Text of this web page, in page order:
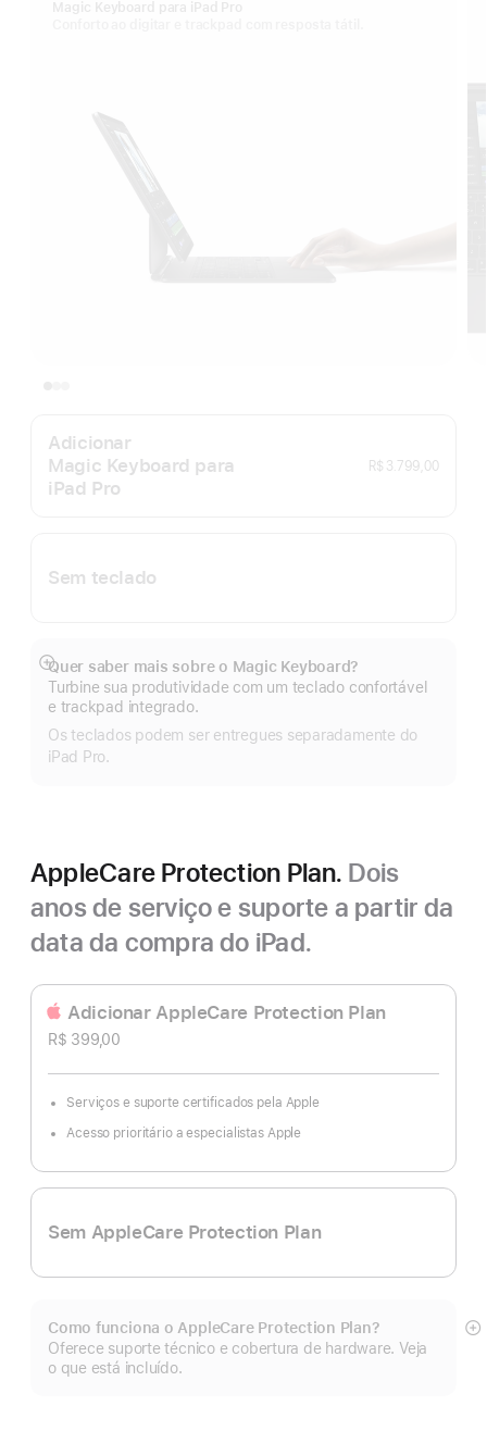
Adicionar
Magic Keyboard para
iPad Pro
R$ 3.799,00
Sem teclado
Quer saber mais sobre o Magic Keyboard?
Turbine sua produtividade com um teclado confortável
e trackpad integrado.
Os teclados podem ser entregues separadamente do
iPad Pro.
Mostrar
mais
AppleCare Protection Plan. Dois
anos de serviço e suporte a partir da
data da compra do iPad.
Adicionar AppleCare Protection Plan
R$ 399,00
Serviços e suporte certificados pela Apple
Acesso prioritário a especialistas Apple
Sem AppleCare Protection Plan
Como funciona o AppleCare Protection Plan?
Oferece suporte técnico e cobertura de hardware. Veja
o que está incluído.